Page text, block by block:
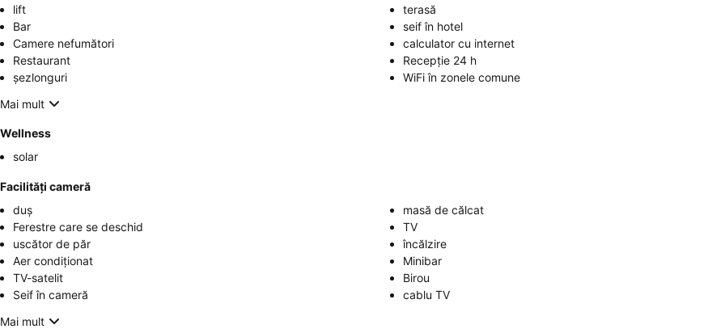
lift
terasă
Bar
seif în hotel
Camere nefumători
calculator cu internet
Restaurant
Recepție 24 h
șezlonguri
WiFi în zonele comune
Mai mult
Wellness
solar
Facilități cameră
duș
masă de călcat
Ferestre care se deschid
TV
uscător de păr
încălzire
Aer condiționat
Minibar
TV-satelit
Birou
Seif în cameră
cablu TV
Mai mult